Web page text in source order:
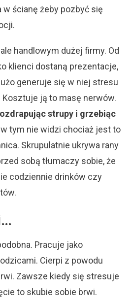
w ścianę żeby pozbyć się
handlowym dużej firmy. Od
klienci dostaną prezentacje,
generuje się w niej stresu
Kosztuje ją to masę nerwów.
strupy i grzebiąc
w tym nie widzi chociaż jest to
Skrupulatnie ukrywa rany
sobą tłumaczy sobie, że
codziennie drinków czy
Pracuje jako
Cierpi z powodu
Zawsze kiedy się stresuje
to skubie sobie brwi.